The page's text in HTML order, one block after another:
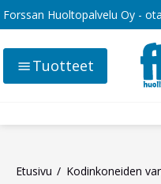
Forssan Huoltopalvelu Oy -
Tuotteet
Etusivu Kodinkoneiden